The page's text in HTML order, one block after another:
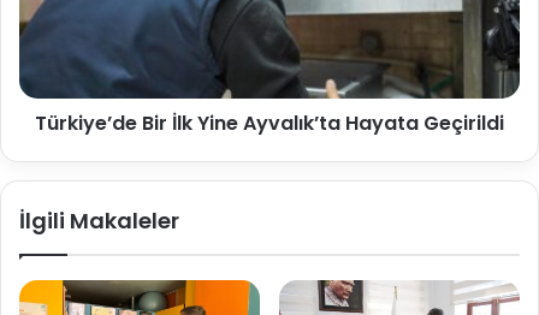
Türkiye’de Bir İlk Yine Ayvalık’ta Hayata Geçirildi
İlgili Makaleler